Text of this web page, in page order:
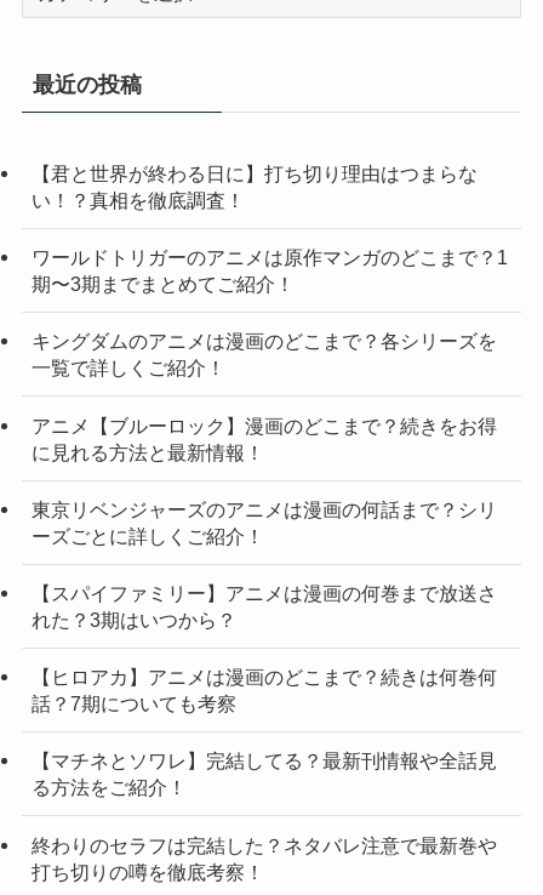
リ
最近の投稿
【君と世界が終わる日に】打ち切り理由はつまらな
い！？真相を徹底調査！
ワールドトリガーのアニメは原作マンガのどこまで？1
期〜3期までまとめてご紹介！
キングダムのアニメは漫画のどこまで？各シリーズを
一覧で詳しくご紹介！
アニメ【ブルーロック】漫画のどこまで？続きをお得
に見れる方法と最新情報！
東京リベンジャーズのアニメは漫画の何話まで？シリ
ーズごとに詳しくご紹介！
【スパイファミリー】アニメは漫画の何巻まで放送さ
れた？3期はいつから？
【ヒロアカ】アニメは漫画のどこまで？続きは何巻何
話？7期についても考察
【マチネとソワレ】完結してる？最新刊情報や全話見
る方法をご紹介！
終わりのセラフは完結した？ネタバレ注意で最新巻や
打ち切りの噂を徹底考察！